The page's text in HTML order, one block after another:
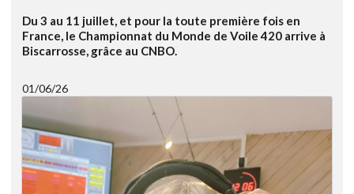
Du 3 au 11 juillet, et pour la toute première fois en
France, le Championnat du Monde de Voile 420 arrive à
Biscarrosse, grâce au CNBO.
01/06/26